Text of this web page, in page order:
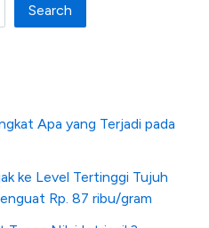
Search
Apa yang Terjadi pada
ke Level Tertinggi Tujuh
Rp. 87 ribu/gram